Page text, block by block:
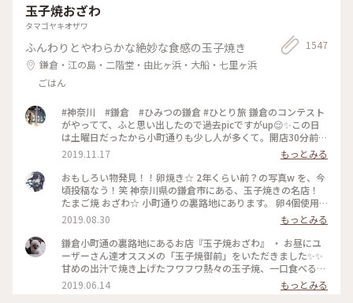
玉子焼おざわ
タマゴヤキオザワ
ふんわりとやわらかな絶妙な食感の玉子焼き
鎌倉・江の島・二階堂・由比ヶ浜・大船・七里ヶ浜
ごはん
1547
#神奈川 #鎌倉 #ひみつの鎌倉 #ひとり旅 鎌倉のコンテスト
がやってて、ふと思い出したので過去picですがup😌✨この日
は土曜日だったから小町通りも少し人が多くて。開店30分前に
並び始めて、既に前に10人ほどいましたよ〜。運良く1巡目で
入れたので、玉子焼きを注文😎なんともいえない甘さと出汁の
お味と、、、とりあえず美味😂笑！また機会があれば行きたい
なあ。
2019.11.17
もっとみる
おもしろい物発見！！卵焼き☆ 2年くらい前？の写真w を、今
頃投稿なう！笑 神奈川県の鎌倉市にある、玉子焼きの名店！
たまご焼 おざわ☆ 小町通りの裏路地にあります。 卵4個使用
で、砂糖醤油の風味の後に、出汁の風味と旨みが来る感じでし
た！ 口当たりは柔らでした！ 記憶でわ… 開店の11時半前に行
ったのに、長者の列で30分以上待った記憶が… 懐かし～ ま
た、食べに行きたいな～ #神奈川 #鎌倉 #玉子焼き #おざわ #御
膳 #名店 #小町通り #裏 #過去
2019.08.30
もっとみる
鎌倉小町通の裏路地にあるお店『玉子焼おざわ』 ・ お昼にユ
ーザーさん達オススメの「玉子焼御前」をいただきました✨✨
甘めの出汁で焼き上げたフワフワ熱々の玉子焼、一口食べると
旨味がジュワーッと広がります😆 この味は絶対家で再現でき
ない美味しさです🌟 ・ ちなみに、ご飯の上の昆布もいいお
2019.06.14 もっとみる